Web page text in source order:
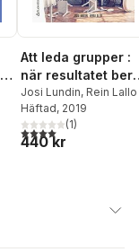
Att leda grupper :
när resultatet
på bra
teamprestationer
Josi Lundin, Rein Lallo
Häftad, 2019
4,0utav 5 stjärnor.
(1)
440 kr